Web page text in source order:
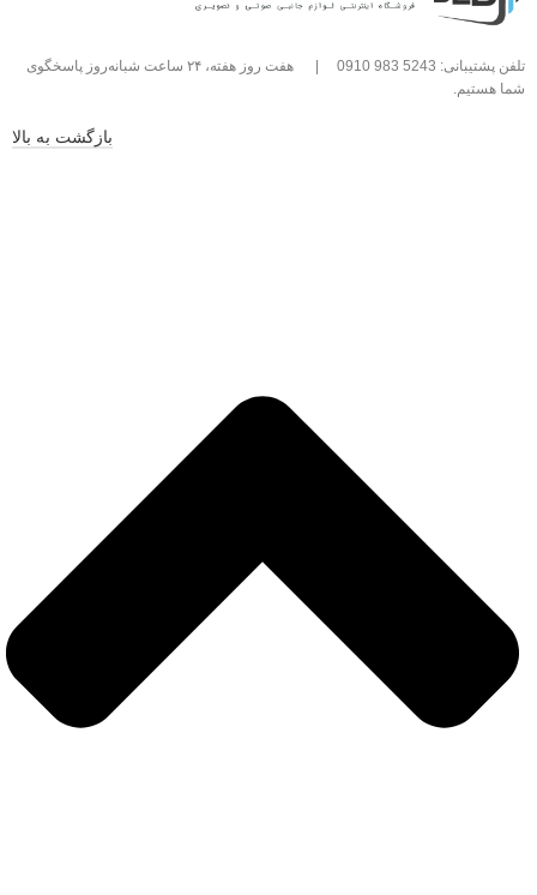
تلفن پشتیبانی: 5243 983 0910
هفت روز هفته، ۲۴ ساعت شبانه‌روز پاسخگوی
شما هستیم.
بازگشت به بالا